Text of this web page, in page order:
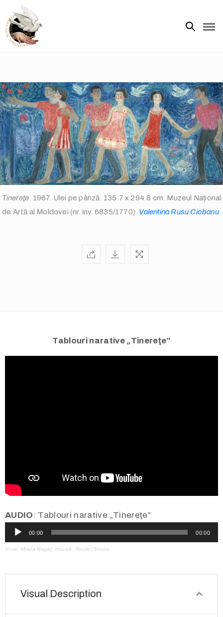
Biografie
Opere
de
artă
V.R.C.
Atelier
‘85
Presa
Publicații
info@valentinarusuciobanu.com
Tinereţe. 1967. Ulei pe pânză. 135.7 x 294.8 cm. Muzeul Național
de Artă al Moldovei (nr. inv. 6835/1770). Valentina Rusu Ciobanu.
Tablouri narative „Tinereţe”
AUDIO : Tablouri narative „Tinereţe”
Audio
Player
00:00 00:00
Voce: Mirela Nagâț; muzică: Rivulet Studio
Visual Description